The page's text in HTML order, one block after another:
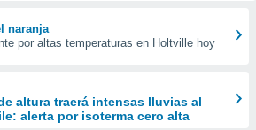
naranja
por altas temperaturas en Holtville hoy
altura traerá intensas lluvias al
alerta por isoterma cero alta